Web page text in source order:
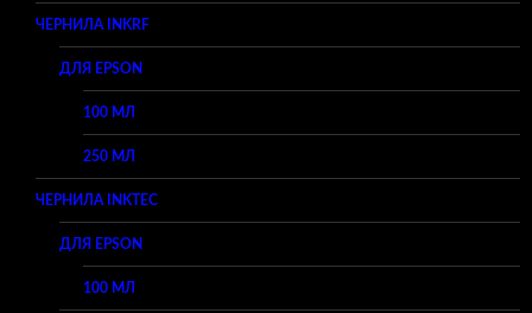
ЧЕРНИЛА INKRF
ДЛЯ EPSON
100 МЛ
250 МЛ
ЧЕРНИЛА INKTEC
ДЛЯ EPSON
100 МЛ